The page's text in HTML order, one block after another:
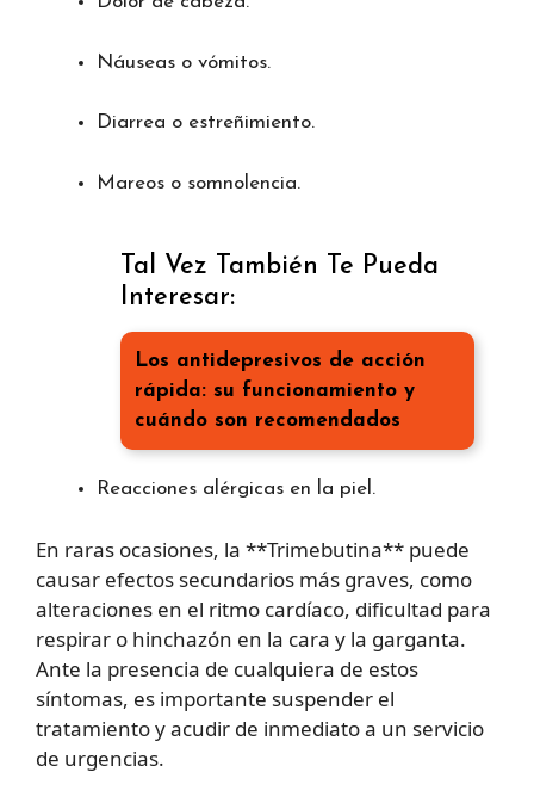
Náuseas o vómitos.
Diarrea o estreñimiento.
Mareos o somnolencia.
Tal Vez También Te Pueda
Interesar:
Los antidepresivos de acción
rápida: su funcionamiento y
cuándo son recomendados
Reacciones alérgicas en la piel.
En raras ocasiones, la **Trimebutina** puede
causar efectos secundarios más graves, como
alteraciones en el ritmo cardíaco, dificultad para
respirar o hinchazón en la cara y la garganta.
Ante la presencia de cualquiera de estos
síntomas, es importante suspender el
tratamiento y acudir de inmediato a un servicio
de urgencias.